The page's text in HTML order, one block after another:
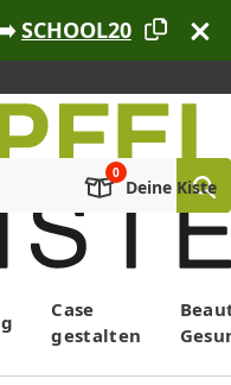
SCHOOL20
Deine Kiste
Case
gestalten